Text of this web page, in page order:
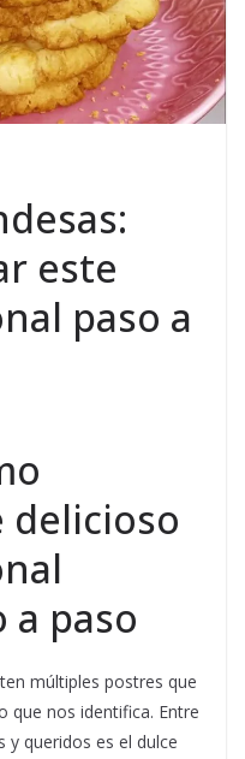
este
paso a
delicioso
a paso
múltiples postres que
que nos identifica. Entre
y queridos es el dulce